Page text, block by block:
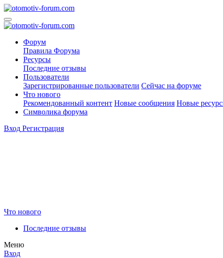
Форум
Правила Форума
Ресурсы
Последние отзывы
Пользователи
Зарегистрированные пользователи Сейчас на форуме
Что нового
Рекомендованный контент Новые сообщения Новые
Символика форума
Вход Регистрация
Что нового
Последние отзывы
Меню
Вход